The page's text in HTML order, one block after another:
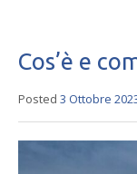
Cos’è e
Posted 3 Ottobre